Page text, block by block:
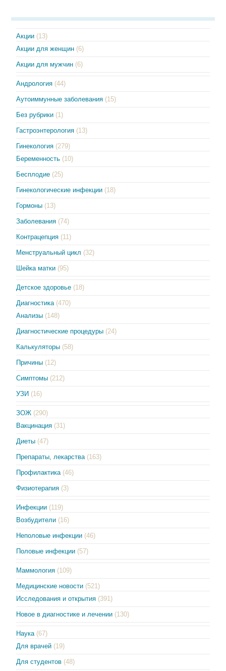
Акции (13)
Акции для женщин (6)
Акции для мужчин (6)
Андрология (44)
Аутоиммунные заболевания (15)
Без рубрики (1)
Гастроэнтерология (13)
Гинекология (279)
Беременность (10)
Бесплодие (25)
Гинекологические инфекции (18)
Гормоны (13)
Заболевания (74)
Контрацепция (11)
Менструальный цикл (32)
Шейка матки (95)
Детское здоровье (18)
Диагностика (470)
Анализы (148)
Диагностические процедуры (24)
Калькуляторы (58)
Причины (12)
Симптомы (212)
УЗИ (16)
ЗОЖ (290)
Вакцинация (31)
Диеты (47)
Препараты, лекарства (163)
Профилактика (46)
Физиотерапия (3)
Инфекции (119)
Возбудители (16)
Неполовые инфекции (46)
Половые инфекции (57)
Маммология (109)
Медицинские новости (521)
Исследования и открытия (391)
Новое в диагностике и лечении (130)
Наука (67)
Для врачей (19)
Для студентов (48)